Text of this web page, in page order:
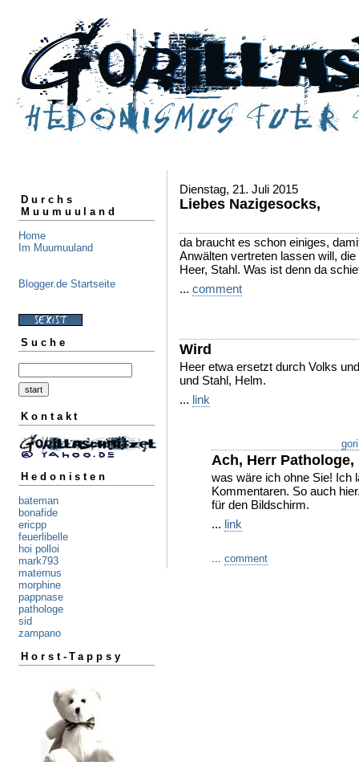
Durchs
Muumuuland
Home
Im Muumuuland
Blogger.de Startseite
Suche
Kontakt
Hedonisten
bateman
bonafide
ericpp
feuerlibelle
hoi polloi
mark793
maternus
morphine
pappnase
pathologe
sid
zampano
Horst-Tappsy
Dienstag, 21. Juli 2015
Liebes Nazigesocks,
da braucht es schon einiges,
Anwälten vertreten lassen will,
Heer, Stahl. Was ist denn da
... comment
Wird
Heer etwa ersetzt durch Volks
und Stahl, Helm.
... link
Ach, Herr Pathologe,
was wäre ich ohne Sie! Ich
Kommentaren. So auch
für den Bildschirm.
... link
... comment